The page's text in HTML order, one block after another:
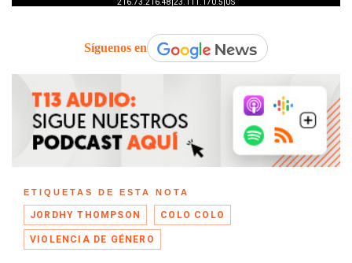
Síguenos en
ETIQUETAS DE ESTA NOTA
JORDHY THOMPSON COLO COLO
VIOLENCIA DE GÉNERO